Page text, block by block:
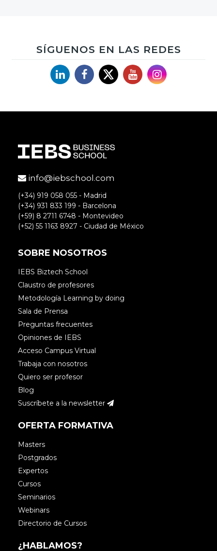
SÍGUENOS EN LAS REDES
LinkedinFacebook
X YouTubeInstagram
info@iebschool.com
(+34) 919 058 055 - Madrid
(+34) 931 833 199 - Barcelona
(+59) 8 2711 6748 - Montevideo
(+52) 55 1163 8927 - Ciudad de México
SOBRE NOSOTROS
IEBS Biztech School
Claustro de profesores
Metodología Learning by doing
Sala de Prensa
Preguntas frecuentes
Opiniones de IEBS
Acceso Campus Virtual
Trabaja con nosotros
Quiero ser profesor
Blog
Suscríbete a la newsletter
OFERTA FORMATIVA
Masters
Postgrados
Expertos
Cursos
Seminarios
Webinars
Directorio de Cursos
¿HABLAMOS?